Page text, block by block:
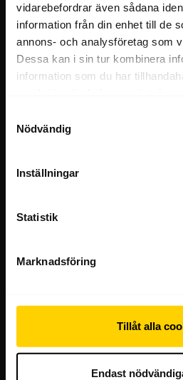
vidarebefordrar även sådana
information från din enhet till de
annons- och analysföretag som
Dessa kan i sin tur kombinera
information som du har
Nödvändig
Inställningar
Statistik
Marknadsföring
Tillåt alla
Endast